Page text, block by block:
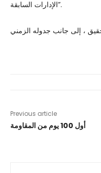
الإدارات السابقة”.
Previous article
أول 100 يوم من المقاومة